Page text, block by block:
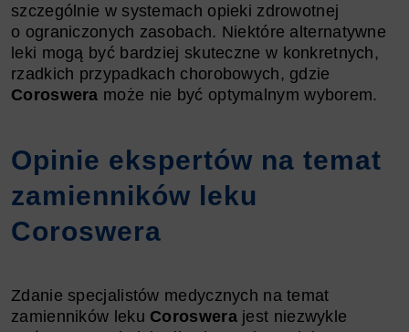
szczególnie w systemach opieki zdrowotnej
o ograniczonych zasobach. Niektóre alternatywne
leki mogą być bardziej skuteczne w konkretnych,
rzadkich przypadkach chorobowych, gdzie
Coroswera może nie być optymalnym wyborem.
Opinie ekspertów na temat
zamienników leku
Coroswera
Zdanie specjalistów medycznych na temat
zamienników leku Coroswerajest niezwykle